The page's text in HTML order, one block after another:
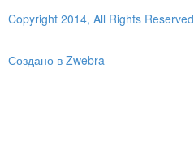
Copyright 2014, All Rights Reserved
Создано в Zwebra